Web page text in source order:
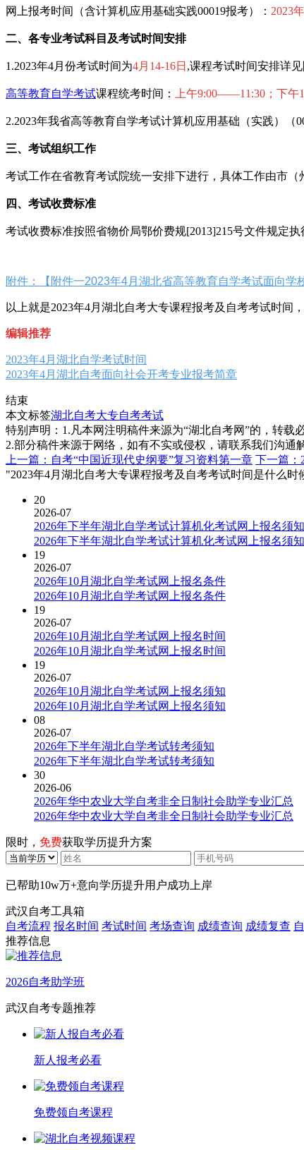
网上报考时间（含计算机应用基础实践00019报考）： 2023
二、各专业考试科目及考试时间安排
1.2023年4月份考试时间为4月14-16日 ,课程考试时间安排详见
高等教育自学考试课程统考时间： 上午9:00——11:30；下
2.2023年我省高等教育自学考试计算机应用基础（实践）（
三、考试组织工作
考试工作在省教育考试院统一安排下进行，具体工作由市
四、考试收费标准
考试收费标准按照省物价局鄂价费规[2013]215号文件规定执
附件：【附件一2023年4月湖北省高等教育自学考试面向学
以上就是2023年4月湖北自考大专课程报考及自考考试时间
编辑推荐
2023年4月湖北自学考试时间
2023年4月湖北自考面向社会开考专业报考简章
结束
本文标签湖北自考大专自考考试
特别声明：1.凡本网注明稿件来源为“湖北自考网”的，转载
2.部分稿件来源于网络，如有不实或侵权，请联系我们沟通
上一篇：自考“中国近现代史纲要”复习资料第一章 下一篇：
"2023年4月湖北自考大专课程报考及自考考试时间是什么时
20
2026-07
2026年下半年湖北自学考试计算机化考试网上报名须知
2026年下半年湖北自学考试计算机化考试网上报名须知
19
2026-07
2026年10月湖北自学考试网上报名条件
2026年10月湖北自学考试网上报名条件
19
2026-07
2026年10月湖北自学考试网上报名时间
2026年10月湖北自学考试网上报名时间
19
2026-07
2026年10月湖北自学考试网上报名须知
2026年10月湖北自学考试网上报名须知
08
2026-07
2026年下半年湖北自学考试转考须知
2026年下半年湖北自学考试转考须知
30
2026-06
2026年华中农业大学自考非全日制社会助学专业汇总
2026年华中农业大学自考非全日制社会助学专业汇总
限时， 免费获取学历提升方案
已帮助10w万+意向学历提升用户成功上岸
武汉自考工具箱
自考流程 报名时间 考试时间 考场查询 成绩查询 成绩复查
推荐信息
2026自考助学班
武汉自考专题推荐
新人报考必看
免费领自考课程